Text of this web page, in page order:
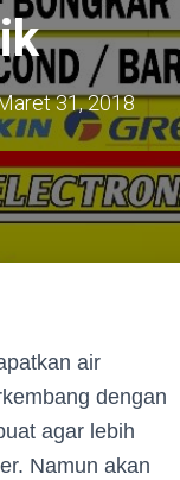
31, 2018
air
dengan
agar lebih
Namun akan